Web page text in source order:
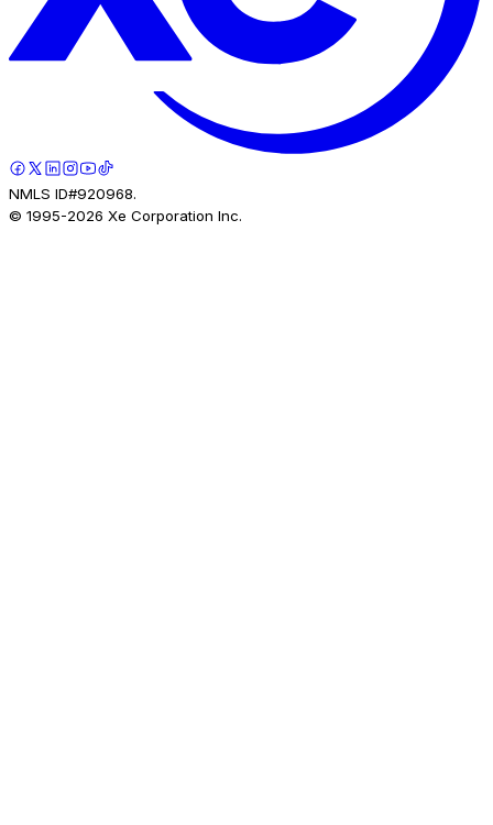
NMLS ID#920968.
© 1995-2026 Xe Corporation Inc.